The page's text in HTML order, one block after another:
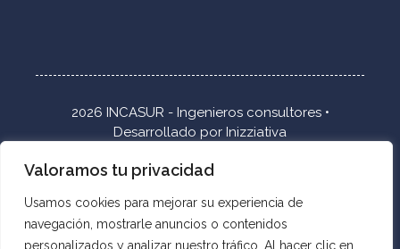
Valoramos tu privacidad
Usamos cookies para mejorar su experiencia de
navegación, mostrarle anuncios o contenidos
personalizados y analizar nuestro tráfico. Al hacer clic en
2026 INCASUR - Ingenieros consultores •
Desarrollado por Inizziativa
Inicio
Política de privacidad
Política de calidad